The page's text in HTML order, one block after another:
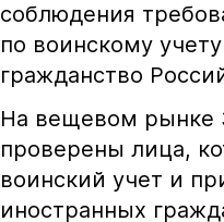
соблюдения
по воинскому
гражданство
На вещевом рынке
проверены лица,
воинский учет и
иностранных